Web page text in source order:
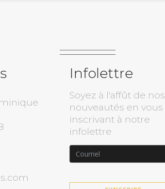
Infolettre
Soyez à l'affût de nos
nouveautés en vous
inscrivant à notre
infolettre